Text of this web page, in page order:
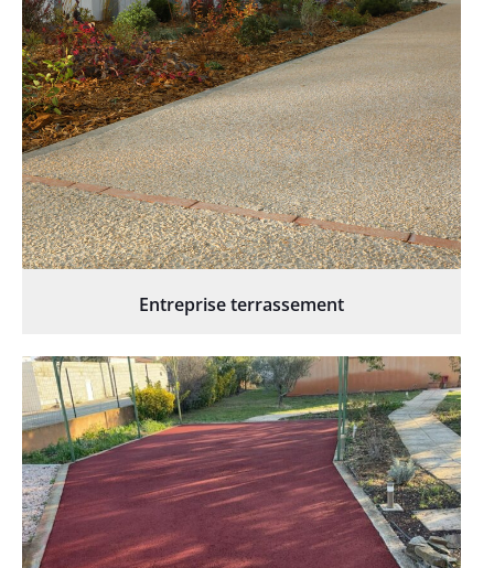
Entreprise terrassement